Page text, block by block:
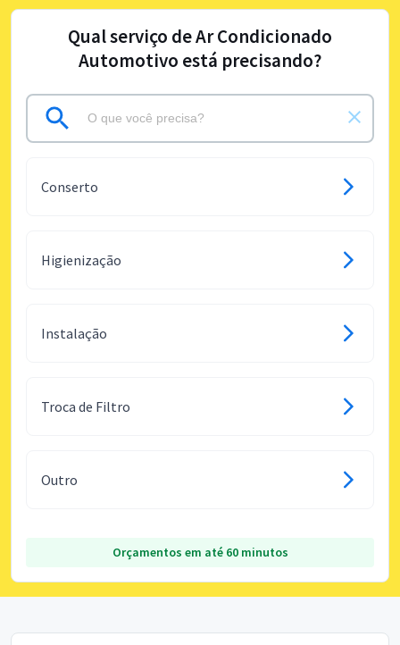
Qual serviço de Ar Condicionado
Automotivo está precisando?
Conserto
Higienização
Instalação
Troca de Filtro
Outro
Orçamentos em até 60 minutos